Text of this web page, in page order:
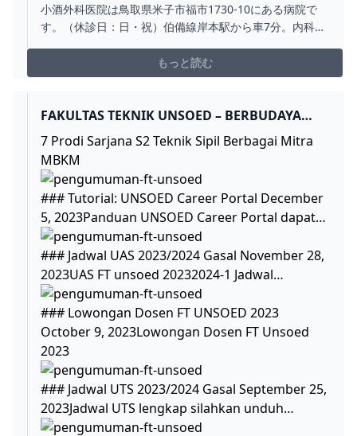
小酒外科医院は鳥取県米子市福市1730-10にある病院で
す。（休診日：日・祝）伯備線岸本駅から車7分。内科、
もっと読む
FAKULTAS TEKNIK UNSOED – BERBUDAYA
MUTU
7 Prodi Sarjana S2 Teknik Sipil Berbagai Mitra
MBKM
### Tutorial: UNSOED Career Portal December
5, 2023Panduan UNSOED Career Portal dapat…
### Jadwal UAS 2023/2024 Gasal November 28,
2023UAS FT unsoed 20232024-1 Jadwal…
### Lowongan Dosen FT UNSOED 2023
October 9, 2023Lowongan Dosen FT Unsoed
2023
### Jadwal UTS 2023/2024 Gasal September 25,
2023Jadwal UTS lengkap silahkan unduh…